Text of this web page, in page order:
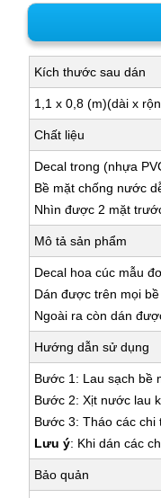
Kích thước sau dán
1,1 x 0,8 (m)(dài x
Chất liệu
Decal trong (nhựa
Bề mặt chống nước
Nhìn được 2 mặt
Mô tả sản phẩm
Decal hoa cúc mẫu
Dán được trên mọi
Ngoài ra còn dán
Hướng dẫn sử dụng
Bước 1: Lau sạch bề
Bước 2: Xịt nước lau
Bước 3: Tháo các chi
Lưu ý: Khi dán các
Bảo quản